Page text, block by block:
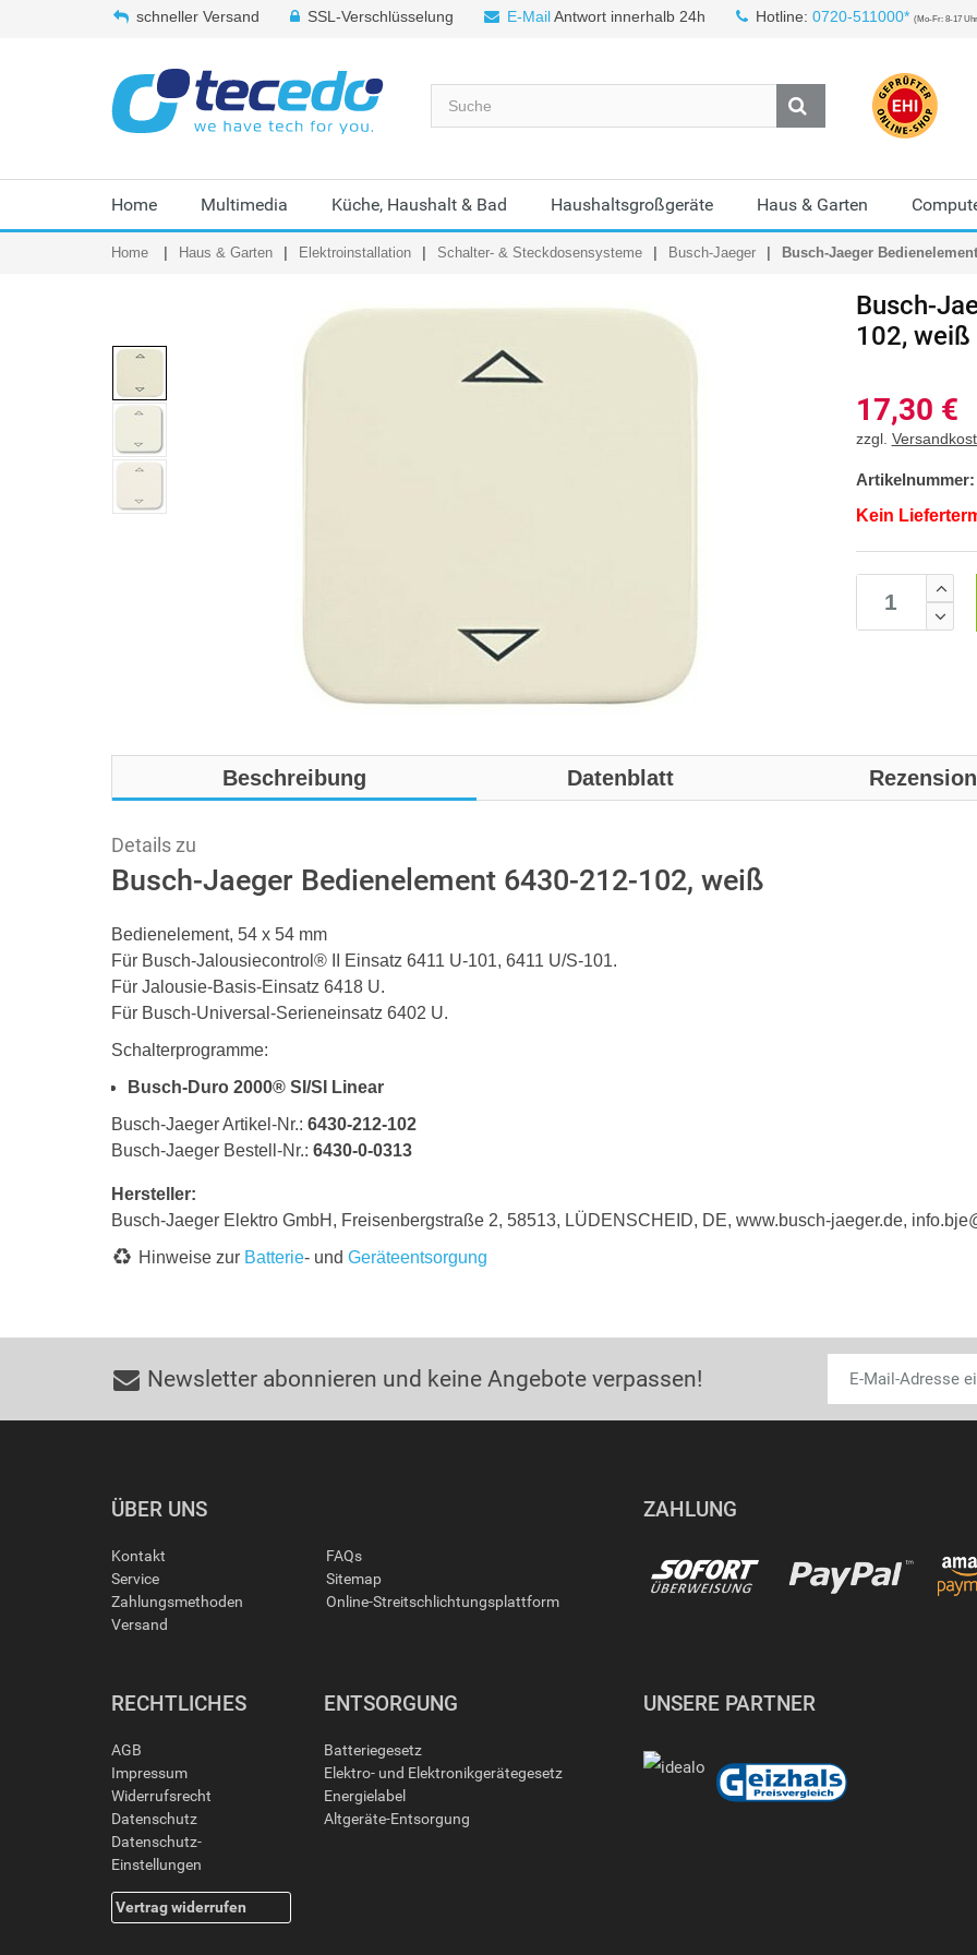
schneller Versand SSL-Verschlüsselung E-MailAntwort innerhalb 24h Hotline: 0720-511000* (Mo-Fr: 8-17
Home Multimedia Küche, Haushalt & Bad Haushaltsgroßgeräte Haus & Garten
Home Haus & Garten Elektroinstallation Schalter- & Steckdosensysteme Busch-Jaeger Busch-Jaeger
Busch-
102, weiß
17,30 €
zzgl.
Artikelnummer:
Kein
Beschreibung Datenblatt
Details zu
Busch-Jaeger Bedienelement 6430-212-102, weiß
Bedienelement, 54 x 54 mm
Für Busch-Jalousiecontrol® II Einsatz 6411 U-101, 6411 U/S-101.
Für Jalousie-Basis-Einsatz 6418 U.
Für Busch-Universal-Serieneinsatz 6402 U.
Schalterprogramme:
Busch-Duro 2000® SI/SI Linear
Busch-Jaeger Artikel-Nr.: 6430-212-102
Busch-Jaeger Bestell-Nr.: 6430-0-0313
Hersteller:
Busch-Jaeger Elektro GmbH, Freisenbergstraße 2, 58513, LÜDENSCHEID, DE, www.busch-jaeger.de,
Hinweise zur Batterie- und Geräteentsorgung
Newsletter abonnieren und keine Angebote verpassen!
ÜBER UNS
Kontakt
Service
Zahlungsmethoden
Versand
FAQs
Sitemap
Online-Streitschlichtungsplattform
ZAHLUNG
RECHTLICHES
AGB
Impressum
Widerrufsrecht
Datenschutz
Datenschutz-
Einstellungen
Vertrag widerrufen
ENTSORGUNG
Batteriegesetz
Elektro- und Elektronikgerätegesetz
Energielabel
Altgeräte-Entsorgung
UNSERE PARTNER